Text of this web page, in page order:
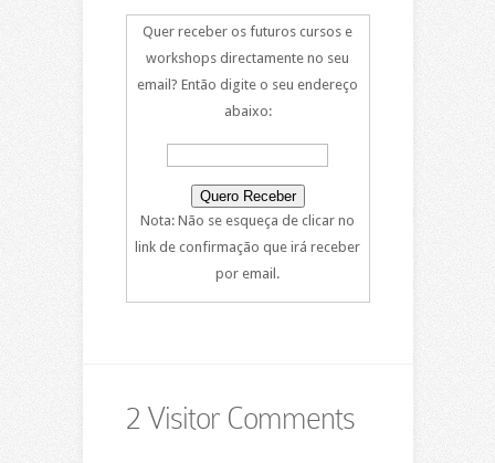
Quer receber os futuros cursos e
workshops directamente no seu
email? Então digite o seu endereço
abaixo:
Nota: Não se esqueça de clicar no
link de confirmação que irá receber
por email.
2 Visitor Comments